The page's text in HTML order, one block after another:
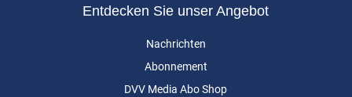
Entdecken Sie unser Angebot
Nachrichten
Abonnement
DVV Media Abo Shop